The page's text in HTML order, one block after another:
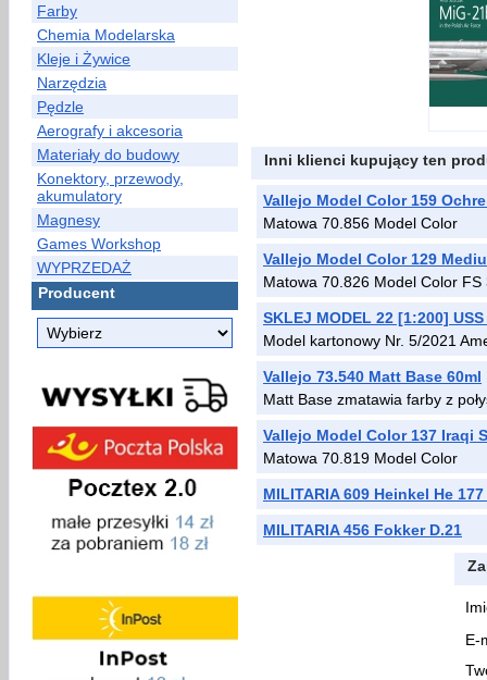
Farby
Chemia Modelarska
Kleje i Żywice
Narzędzia
Pędzle
Aerografy i akcesoria
Materiały do budowy
Konektory, przewody,
akumulatory
Magnesy
Games Workshop
WYPRZEDAŻ
Producent
Inni klienci kupujący ten
Vallejo Model Color 159
Matowa 70.856 Model Color
Vallejo Model Color 129
Matowa 70.826 Model Color FS
SKLEJ MODEL 22 [1:200]
Model kartonowy Nr. 5/2021
Vallejo 73.540 Matt Base 60ml
Matt Base zmatawia farby z
Vallejo Model Color 137 Iraqi
Matowa 70.819 Model Color
MILITARIA 609 Heinkel He
MILITARIA 456 Fokker D.21
E-